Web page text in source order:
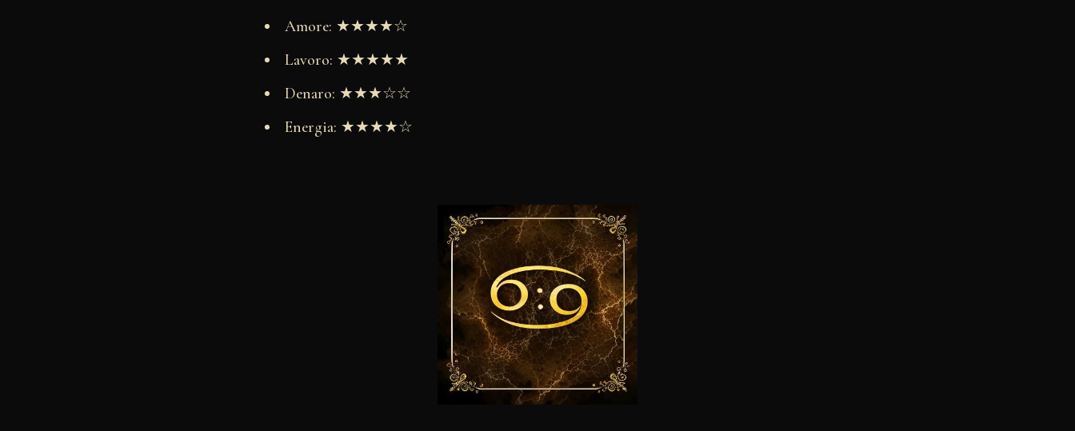
Amore: ★★★★☆
Lavoro: ★★★★★
Denaro: ★★★☆☆
Energia: ★★★★☆